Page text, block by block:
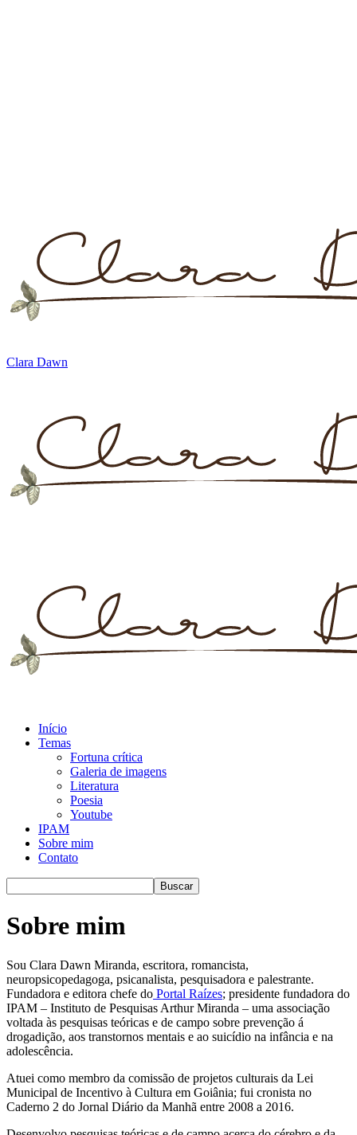
Clara Dawn
Início
Temas
Fortuna crítica
Galeria de imagens
Literatura
Poesia
Youtube
IPAM
Sobre mim
Contato
Sobre mim
Sou Clara Dawn Miranda, escritora, romancista,
neuropsicopedagoga, psicanalista, pesquisadora e palestrante.
Fundadora e editora chefe do Portal Raízes; presidente fundadora do
IPAM – Instituto de Pesquisas Arthur Miranda – uma associação
voltada às pesquisas teóricas e de campo sobre prevenção á
drogadição, aos transtornos mentais e ao suicídio na infância e na
adolescência.
Atuei como membro da comissão de projetos culturais da Lei
Municipal de Incentivo à Cultura em Goiânia; fui cronista no
Caderno 2 do Jornal Diário da Manhã entre 2008 a 2016.